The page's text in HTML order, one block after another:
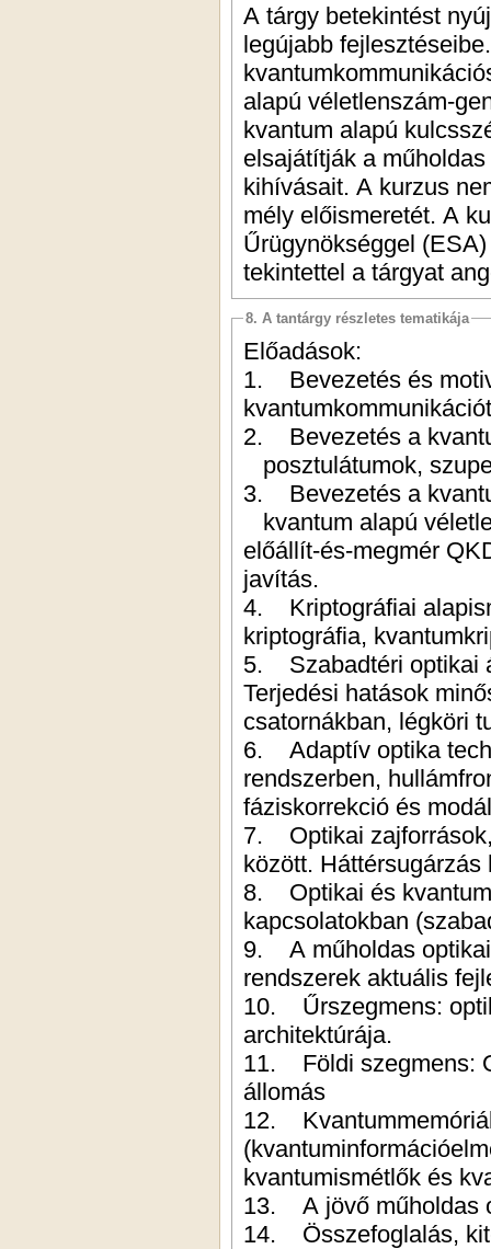
A tárgy betekintést
legújabb
alapú véletlenszám-
kvantum alapú
elsajátítják a
kihívásait. A kurzus
mély előismeretét. A
Űrügynökséggel
tekintettel a tárgyat
8. A tantárgy részletes tematikája
Előadások:
1. Bevezetés és
2. Bevezetés a
posztulátumok,
3. Bevezetés a
kvantum alapú
előállít-és-megmér
javítás.
4. Kriptográfiai
kriptográfia,
5. Szabadtéri optikai
Terjedési hatások
csatornákban, légköri
6. Adaptív optika
rendszerben,
fáziskorrekció és
7. Optikai zajforrások,
között.
8. Optikai és
kapcsolatokban
9. A műholdas optikai
rendszerek aktuális
10. Űrszegmens:
architektúrája.
11. Földi szegmens:
állomás
12.
kvantumismétlők és
13. A jövő műholdas
14. Összefoglalás,